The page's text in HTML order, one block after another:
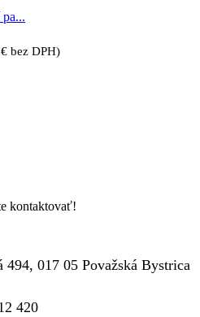
€ bez DPH)
kontaktovať!
494, 017 05 Považská Bystrica
420